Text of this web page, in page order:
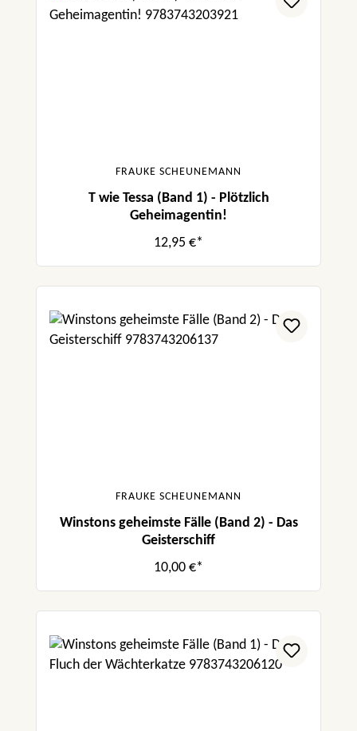
FRAUKE SCHEUNEMANN
T wie Tessa (Band 1) - Plötzlich
Geheimagentin!
12,95 €*
FRAUKE SCHEUNEMANN
Winstons geheimste Fälle (Band 2) - Das
Geisterschiff
10,00 €*